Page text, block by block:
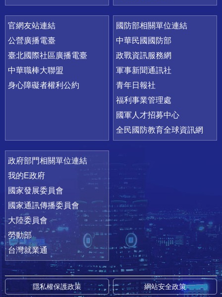
官網友站連結
公營廣播電臺
臺北國際社區廣播電臺
中華職棒大聯盟
身心障礙者權利公約
國防部相關單位連結
中華民國國防部
政戰資訊服務網
軍事新聞通訊社
青年日報社
福利事業管理處
國軍人才招募中心
全民國防教育全球資訊網
政府部門相關單位連結
我的E政府
國家發展委員會
國家通訊傳播委員會
大陸委員會
勞動部
台灣就業通
隱私權保護政策 網站安全政策